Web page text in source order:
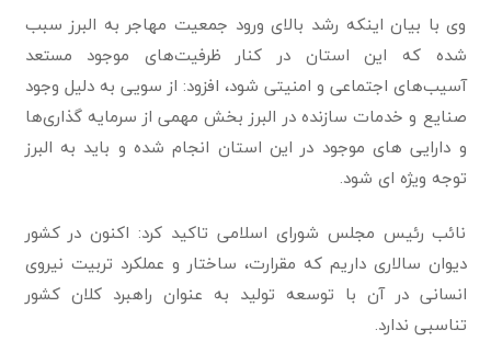
وی با بیان اینکه رشد بالای ورود جمعیت مهاجر به البرز سبب
شده که این استان در کنار ظرفیت‌های موجود مستعد
آسیب‌های اجتماعی و امنیتی شود، افزود: از سویی به دلیل وجود
صنایع و خدمات سازنده در البرز بخش مهمی از سرمایه گذاری‌ها
و دارایی های موجود در این استان انجام شده و باید به البرز
توجه ویژه ای شود.
نائب رئیس مجلس شورای اسلامی تاکید کرد: اکنون در کشور
دیوان سالاری داریم که مقرارت، ساختار و عملکرد تربیت نیروی
انسانی در آن با توسعه تولید به عنوان‌ راهبرد کلان کشور
تناسبی ندارد.